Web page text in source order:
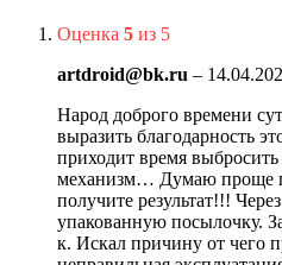
Оценка 5 из 5
artdroid@bk.ru –
Народ доброго времени
выразить благодарность
приходит время
механизм… Думаю проще
получите результат!!!
упакованную посылочку.
к. Искал причину от чего